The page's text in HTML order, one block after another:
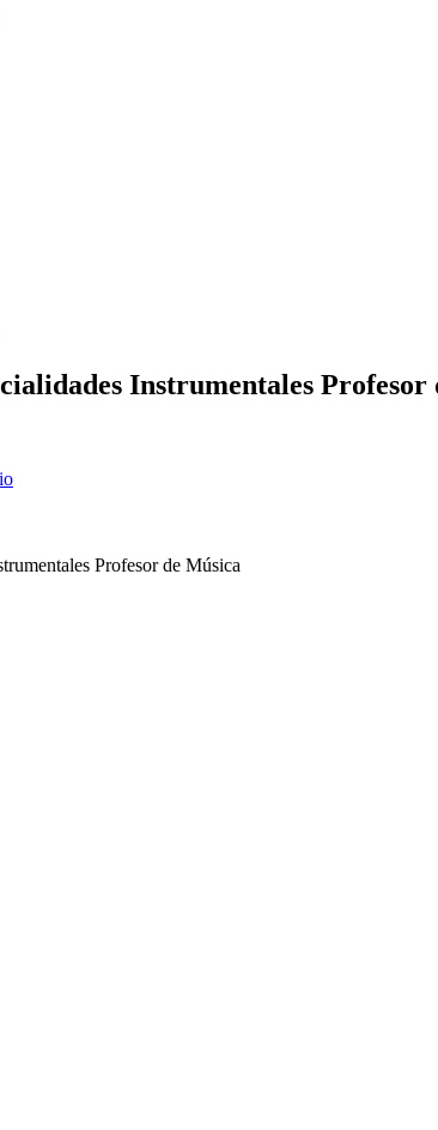
Instrumentales Profesor
Profesor de Música